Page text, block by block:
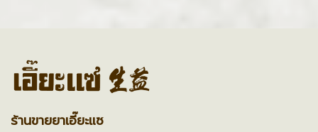
ร้านขายยาเอี๊ยะแซ